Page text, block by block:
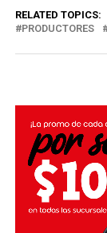
RELATED TOPICS:
PRODUCTORES